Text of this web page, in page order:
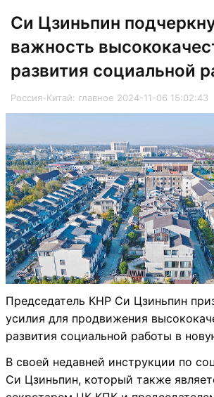
Cи Цзиньпин
важность
развития социальной
Россия-Китай: главное 2024-11-06 15:02:43